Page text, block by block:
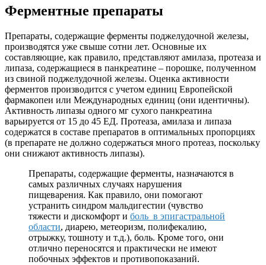
Ферментные препараты
Препараты, содержащие ферменты поджелудочной железы,
производятся уже свыше сотни лет. Основные их
составляющие, как правило, представляют амилаза, протеаза и
липаза, содержащиеся в панкреатине – порошке, полученном
из свиной поджелудочной железы. Оценка активности
ферментов производится с учетом единиц Европейской
фармакопеи или Международных единиц (они идентичны).
Активность липазы одного мг сухого панкреатина
варьируется от 15 до 45 ЕД. Протеаза, амилаза и липаза
содержатся в составе препаратов в оптимальных пропорциях
(в препарате не должно содержаться много протеаз, поскольку
они снижают активность липазы).
Препараты, содержащие ферменты, назначаются в
самых различных случаях нарушения
пищеварения. Как правило, они помогают
устранить синдром мальдигестии (чувство
тяжести и дискомфорт и боль в эпигастральной
области, диарею, метеоризм, полифекалию,
отрыжку, тошноту и т.д.), боль. Кроме того, они
отлично переносятся и практически не имеют
побочных эффектов и противопоказаний.